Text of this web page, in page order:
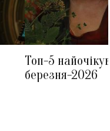
Топ-5
березня-2026